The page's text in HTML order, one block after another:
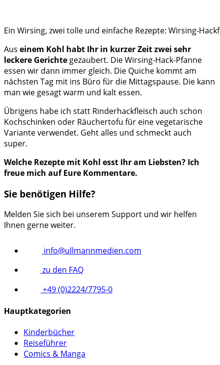
Ein Wirsing, zwei tolle und einfache Rezepte: Wirsing-
Aus einem Kohl habt Ihr in kurzer Zeit zwei sehr
leckere Gerichte gezaubert. Die Wirsing-Hack-Pfanne
essen wir dann immer gleich. Die Quiche kommt am
nächsten Tag mit ins Büro für die Mittagspause. Die kann
man wie gesagt warm und kalt essen.
Übrigens habe ich statt Rinderhackfleisch auch schon
Kochschinken oder Räuchertofu für eine vegetarische
Variante verwendet. Geht alles und schmeckt auch
super.
Welche Rezepte mit Kohl esst Ihr am Liebsten? Ich
freue mich auf Eure Kommentare.
Sie benötigen Hilfe?
Melden Sie sich bei unserem Support und wir helfen
Ihnen gerne weiter.
info@ullmannmedien.com
zu den FAQ
+49 (0)2224/7795-0
Hauptkategorien
Kinderbücher
Reiseführer
Comics & Manga